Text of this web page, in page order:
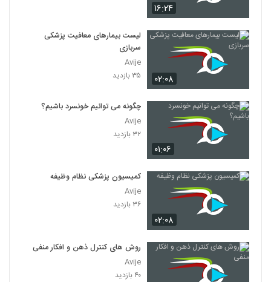
۱۶:۲۴
۰۲:۰۸
لیست بیمارهای معافیت پزشکی
سربازی
Avije
۳۵ بازدید
۰۱:۰۶
چگونه می توانیم خونسرد باشیم؟
Avije
۳۲ بازدید
۰۲:۰۸
کمیسیون پزشکی نظام وظیفه
Avije
۳۶ بازدید
روش های کنترل ذهن و افکار منفی
Avije
۴۰ بازدید